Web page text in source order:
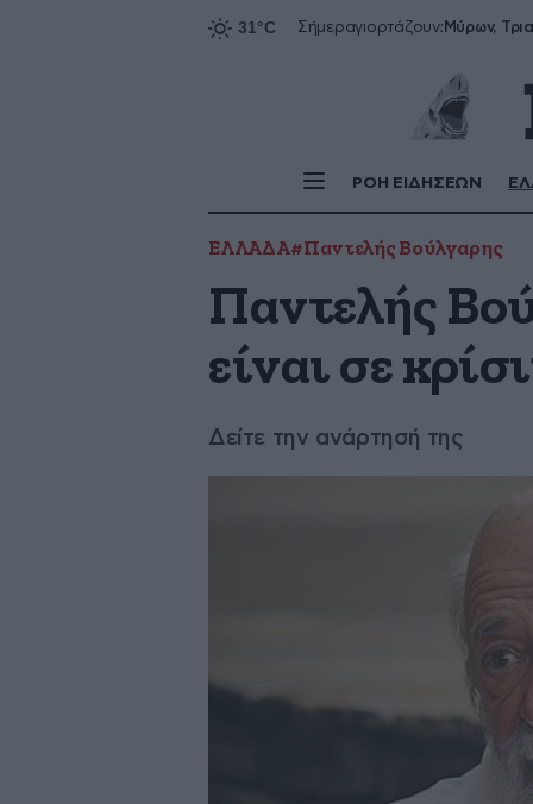
Σήμεραγιορτάζουν:
ΡΟΗ ΕΙΔΗΣΕΩΝ
ΕΛΛΑΔΑ#Παντελής Βούλγαρης
Παντελής
είναι σε
Δείτε την ανάρτησή της